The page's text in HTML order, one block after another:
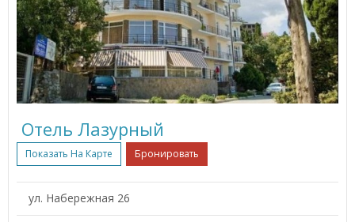
Отель Лазурный
Показать На Карте Бронировать
ул. Набережная 26